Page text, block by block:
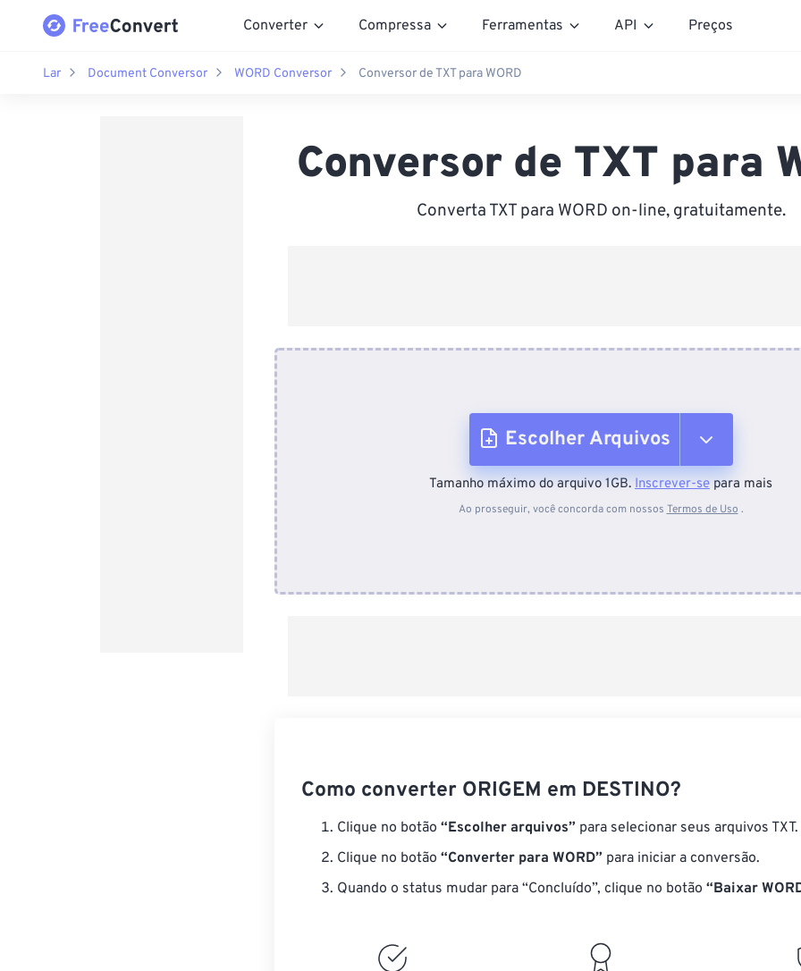
Converter Compressa Ferramentas API Preços
Lar Document Conversor WORD Conversor Conversor de TXT para WORD
Conversor de TXT para
Converta TXT para WORD on-line, gratuitamente.
Escolher Arquivos
Do dispositivo
Tamanho máximo do arquivo 1GB. Inscrever-se para mais
Ao prosseguir, você concorda com nossos Termos de Uso .
Como converter ORIGEM em DESTINO?
Clique no botão “Escolher arquivos” para selecionar seus arquivos TXT.
Clique no botão “Converter para WORD” para iniciar a conversão.
Quando o status mudar para “Concluído”, clique no botão “Baixar